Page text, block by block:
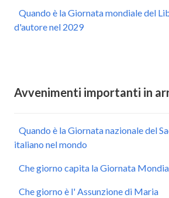
Quando è la Giornata mondiale del
d'autore nel 2029
Avvenimenti importanti in
Quando è la Giornata nazionale del
italiano nel mondo
Che giorno capita la Giornata
Che giorno è l' Assunzione di Maria